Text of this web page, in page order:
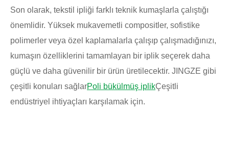
Son olarak, tekstil ipliği farklı teknik kumaşlarla çalıştığı
önemlidir. Yüksek mukavemetli compositler, sofistike
polimerler veya özel kaplamalarla çalışıp çalışmadığınızı,
kumaşın özelliklerini tamamlayan bir iplik seçerek daha
güçlü ve daha güvenilir bir ürün üretilecektir. JINGZE gibi
çeşitli konuları sağlarPoli bükülmüş iplikÇeşitli
endüstriyel ihtiyaçları karşılamak için.